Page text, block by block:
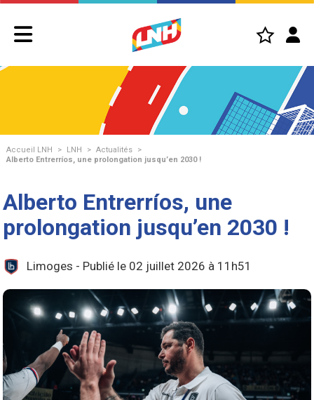
Accueil LNH > LNH > Actualités
>
Alberto Entrerríos, une prolongation jusqu’en 2030 !
Alberto Entrerríos, une
prolongation jusqu’en 2030 !
Limoges - Publié le 02 juillet 2026 à 11h51